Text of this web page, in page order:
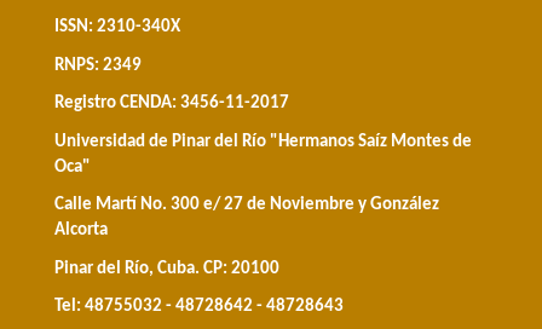
ISSN: 2310-340X
RNPS: 2349
Registro CENDA: 3456-11-2017
Universidad de Pinar del Río "Hermanos Saíz Montes de
Oca"
Calle Martí No. 300 e/ 27 de Noviembre y González
Alcorta
Pinar del Río, Cuba. CP: 20100
Tel: 48755032 - 48728642 - 48728643